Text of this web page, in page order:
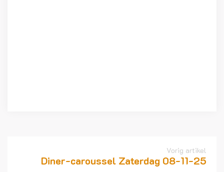
Vorig artikel
Diner-caroussel Zaterdag 08-11-25